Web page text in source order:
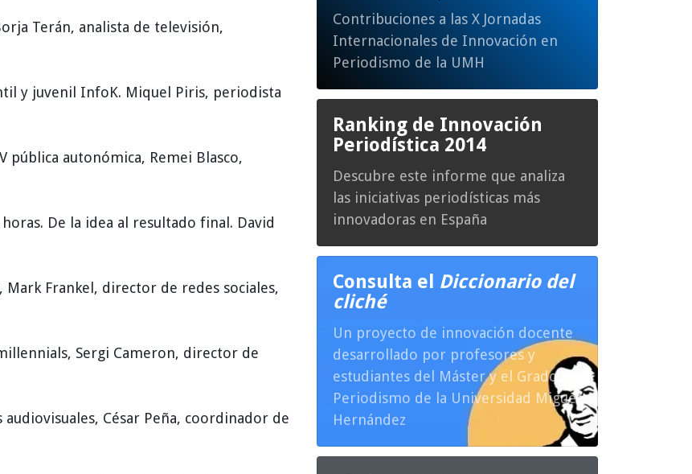
Terán, analista de televisión,
y juvenil InfoK. Miquel Piris, periodista
autonómica, Remei Blasco,
De la idea al resultado final. David
Mark Frankel, director de redes sociales,
Sergi Cameron, director de
César Peña, coordinador de
Contribuciones a las X Jornadas
Internacionales de Innovación en
Periodismo de la UMH
Ranking de Innovación
Periodística 2014
Descubre este informe que analiza
las iniciativas periodísticas más
innovadoras en España
Consulta el Diccionario del
cliché
Un proyecto de innovación docente
desarrollado por profesores y
estudiantes del Máster y el Grado en
Periodismo de la Universidad Miguel
Hernández